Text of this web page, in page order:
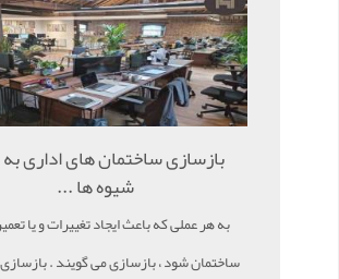
بازسازی ساختمان های اداری
شیوه ها ...
به هر عملی که باعث ایجاد تغییرات و یا
ساختمان شود ، بازسازی می گویند .